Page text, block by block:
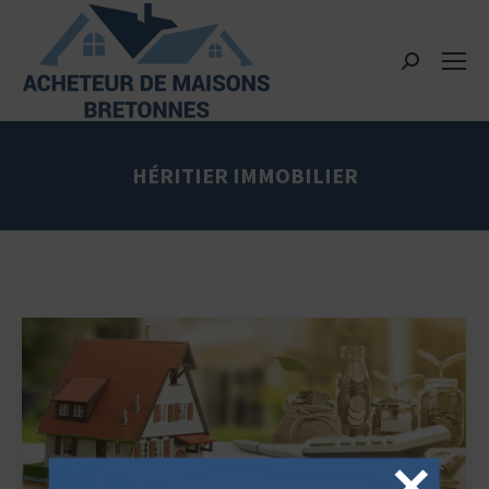
Recherche
HÉRITIER IMMOBILIER